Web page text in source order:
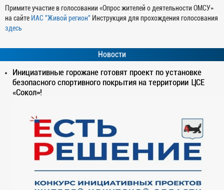
Примите участие в голосовании «Опрос жителей о деятельности ОМСУ»
на сайте ИАС "Живой регион" Инструкция для прохождения голосования
здесь
Новости
Инициативные горожане готовят проект по установке
безопасного спортивного покрытия на территории ЦСЕ
«Сокол»!